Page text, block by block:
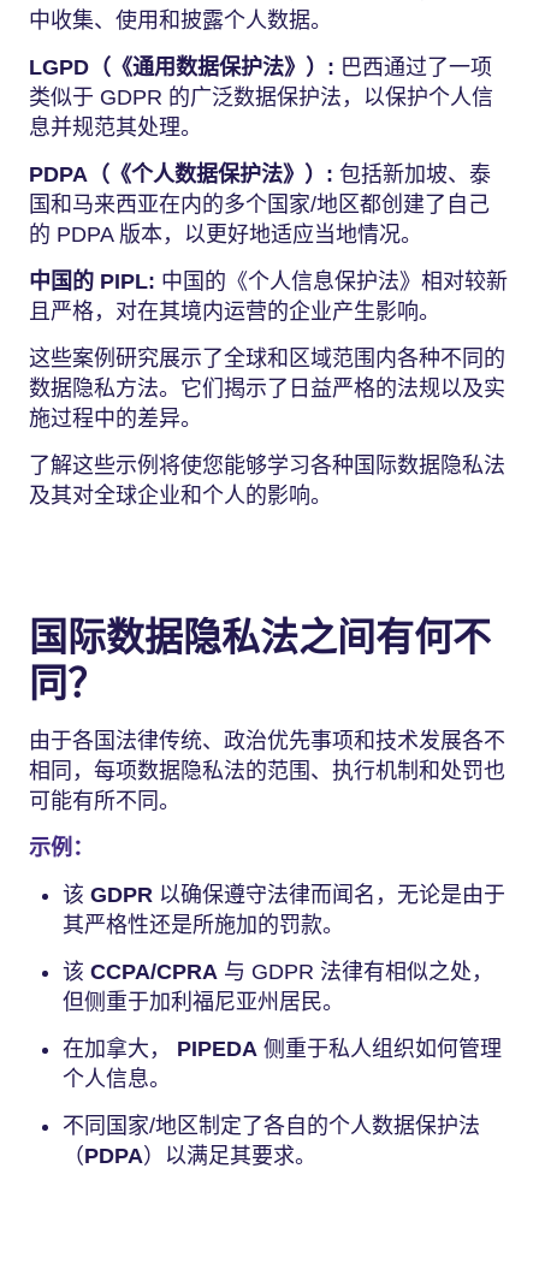
中收集、使用和披露个人数据。
LGPD（《通用数据保护法》）: 巴西通过了一项
类似于 GDPR 的广泛数据保护法，以保护个人信
息并规范其处理。
PDPA（《个人数据保护法》）: 包括新加坡、泰
国和马来西亚在内的多个国家/地区都创建了自己
的 PDPA 版本，以更好地适应当地情况。
中国的 PIPL: 中国的《个人信息保护法》相对较新
且严格，对在其境内运营的企业产生影响。
这些案例研究展示了全球和区域范围内各种不同的
数据隐私方法。它们揭示了日益严格的法规以及实
施过程中的差异。
了解这些示例将使您能够学习各种国际数据隐私法
及其对全球企业和个人的影响。
国际数据隐私法之间有何不
同？
由于各国法律传统、政治优先事项和技术发展各不
相同，每项数据隐私法的范围、执行机制和处罚也
可能有所不同。
示例：
该 GDPR 以确保遵守法律而闻名，无论是由于
其严格性还是所施加的罚款。
该 CCPA/CPRA 与 GDPR 法律有相似之处，
但侧重于加利福尼亚州居民。
在加拿大， PIPEDA 侧重于私人组织如何管理
个人信息。
不同国家/地区制定了各自的个人数据保护法
（PDPA）以满足其要求。